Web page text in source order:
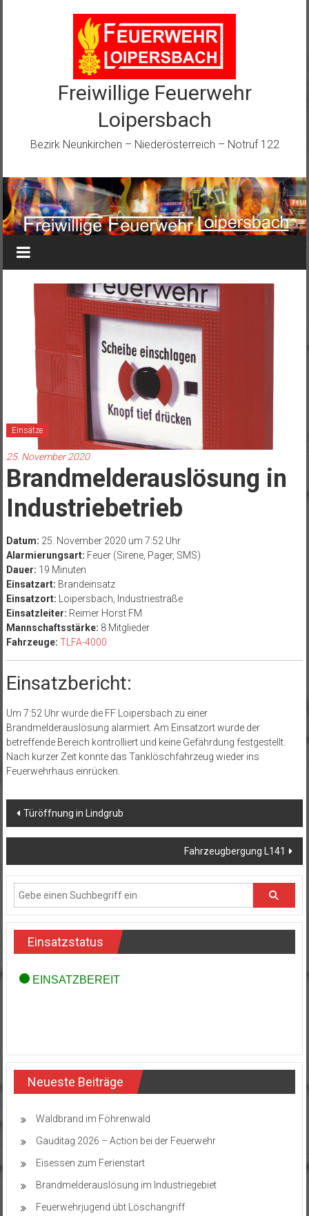
Freiwillige Feuerwehr
Loipersbach
Bezirk Neunkirchen – Niederösterreich – Notruf 122
Einsätze
25. November 2020
Brandmelderauslösung in
Industriebetrieb
Datum: 25. November 2020 um 7:52 Uhr
Alarmierungsart: Feuer (Sirene, Pager, SMS)
Dauer: 19 Minuten
Einsatzart: Brandeinsatz
Einsatzort: Loipersbach, Industriestraße
Einsatzleiter: Reimer Horst FM
Mannschaftsstärke: 8 Mitglieder
Fahrzeuge: TLFA-4000
Einsatzbericht:
Um 7:52 Uhr wurde die FF Loipersbach zu einer
Brandmelderauslösung alarmiert. Am Einsatzort wurde der
betreffende Bereich kontrolliert und keine Gefährdung festgestellt.
Nach kurzer Zeit konnte das Tanklöschfahrzeug wieder ins
Feuerwehrhaus einrücken.
Beitragsnavigation
Türöffnung in Lindgrub
Fahrzeugbergung L141
Einsatzstatus
Neueste Beiträge
Waldbrand im Föhrenwald
Gauditag 2026 – Action bei der Feuerwehr
Eisessen zum Ferienstart
Brandmelderauslösung im Industriegebiet
Feuerwehrjugend übt Löschangriff